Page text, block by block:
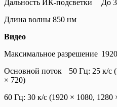
Дальность ИК-подсветки
До
Длина волны 850 нм
Видео
Максимальное разрешение
Основной поток
50 Гц: 25 к/с
× 720)
60 Гц: 30 к/с (1920 × 1080, 1280